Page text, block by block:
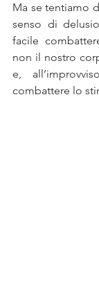
Ma se tentiamo
senso di
facile
non il nostro
e,
combattere lo